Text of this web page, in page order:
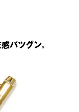
バツグン。